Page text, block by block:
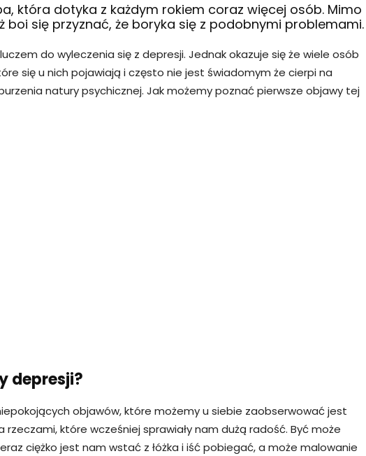
która dotyka z każdym rokiem coraz więcej osób. Mimo
boi się przyznać, że boryka się z podobnymi problemami.
do wyleczenia się z depresji. Jednak okazuje się że wiele osób
się u nich pojawiają i często nie jest świadomym że cierpi na
natury psychicznej. Jak możemy poznać pierwsze objawy tej
depresji?
objawów, które możemy u siebie zaobserwować jest
które wcześniej sprawiały nam dużą radość. Być może
ciężko jest nam wstać z łóżka i iść pobiegać, a może malowanie